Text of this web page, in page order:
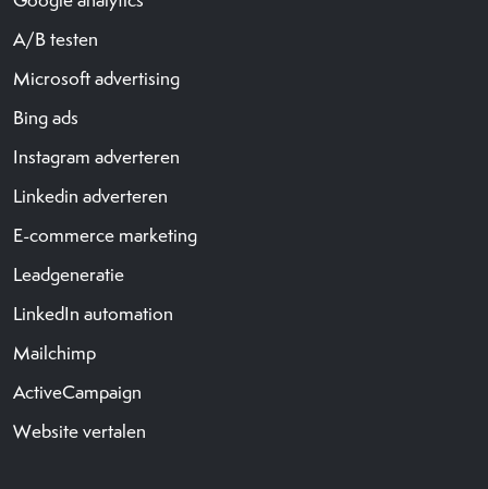
A/B testen
Microsoft advertising
Bing ads
Instagram adverteren
Linkedin adverteren
E-commerce marketing
Leadgeneratie
LinkedIn automation
Mailchimp
ActiveCampaign
Website vertalen